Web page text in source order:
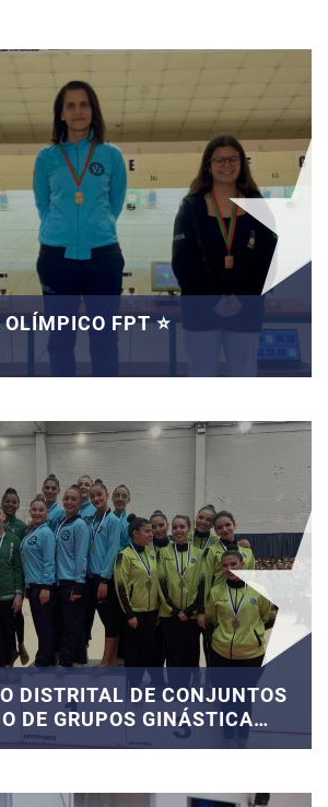
FPT ⭐
DISTRITAL DE CONJUNTOS
DE GRUPOS GINÁSTICA